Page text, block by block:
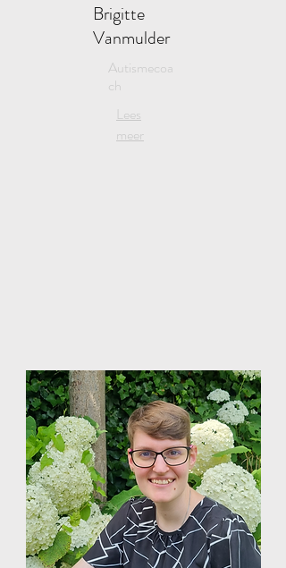
Brigitte
Vanmulder
Autismecoa
ch
Lees
meer